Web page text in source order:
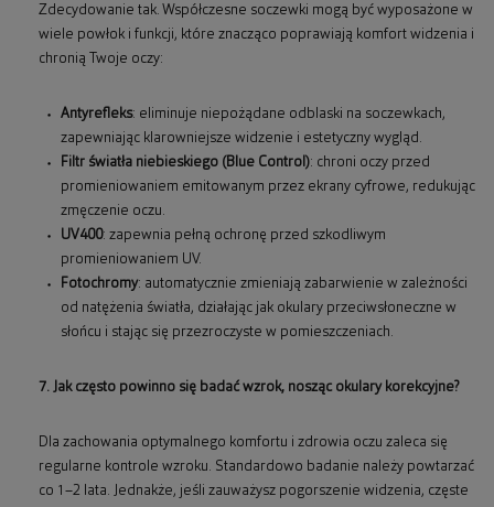
Zdecydowanie tak. Współczesne soczewki mogą być wyposażone w
wiele powłok i funkcji, które znacząco poprawiają komfort widzenia i
chronią Twoje oczy:
Antyrefleks: eliminuje niepożądane odblaski na soczewkach,
zapewniając klarowniejsze widzenie i estetyczny wygląd.
Filtr światła niebieskiego (Blue Control): chroni oczy przed
promieniowaniem emitowanym przez ekrany cyfrowe, redukując
zmęczenie oczu.
UV400: zapewnia pełną ochronę przed szkodliwym
promieniowaniem UV.
Fotochromy: automatycznie zmieniają zabarwienie w zależności
od natężenia światła, działając jak okulary przeciwsłoneczne w
słońcu i stając się przezroczyste w pomieszczeniach.
7. Jak często powinno się badać wzrok, nosząc okulary korekcyjne?
Dla zachowania optymalnego komfortu i zdrowia oczu zaleca się
regularne kontrole wzroku. Standardowo badanie należy powtarzać
co 1–2 lata. Jednakże, jeśli zauważysz pogorszenie widzenia, częste